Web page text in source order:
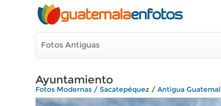
Fotos Antiguas
Ayuntamiento
Fotos Modernas / Sacatepéquez / Antigua